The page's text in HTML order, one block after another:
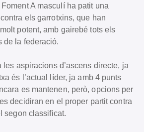
A masculí ha patit una
els garrotxins, que han
potent, amb gairebé tots els
de la federació.
les aspiracions d’ascens directe, ja
és l’actual líder, ja amb 4 punts
es mantenen, però, opcions per
decidiran en el proper partit contra
segon classificat.